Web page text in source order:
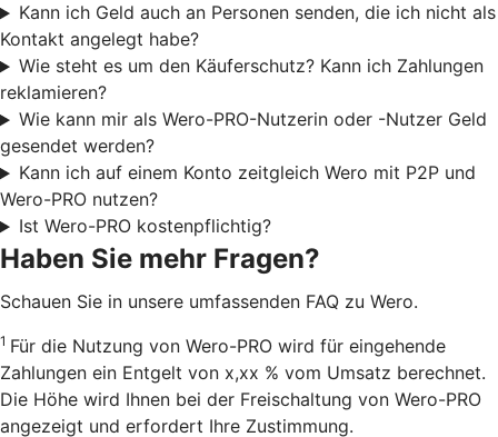
Kann ich Geld auch an Personen senden, die ich nicht als
Kontakt angelegt habe?
Wie steht es um den Käuferschutz? Kann ich Zahlungen
reklamieren?
Wie kann mir als Wero-PRO-Nutzerin oder -Nutzer Geld
gesendet werden?
Kann ich auf einem Konto zeitgleich Wero mit P2P und
Wero-PRO nutzen?
Ist Wero-PRO kostenpflichtig?
Haben Sie mehr Fragen?
Schauen Sie in unsere umfassenden FAQ zu Wero.
1 Für die Nutzung von Wero-PRO wird für eingehende
Zahlungen ein Entgelt von x,xx % vom Umsatz berechnet.
Die Höhe wird Ihnen bei der Freischaltung von Wero-PRO
angezeigt und erfordert Ihre Zustimmung.